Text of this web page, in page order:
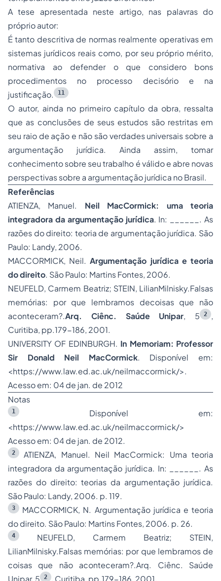
A tese apresentada neste artigo, nas palavras do
próprio autor:
É tanto descritiva de normas realmente operativas em
sistemas jurídicos reais como, por seu próprio mérito,
normativa ao defender o que considero bons
procedimentos no processo decisório e na
justificação.
11
O autor, ainda no primeiro capítulo da obra, ressalta
que as conclusões de seus estudos são restritas em
seu raio de ação e não são verdades universais sobre a
argumentação jurídica. Ainda assim, tomar
conhecimento sobre seu trabalho é válido e abre novas
perspectivas sobre a argumentação jurídica no Brasil.
Referências
ATIENZA, Manuel. Neil MacCormick: uma teoria
integradora da argumentação jurídica. In: ______. As
razões do direito: teoria de argumentação jurídica. São
Paulo: Landy, 2006.
MACCORMICK, Neil.Argumentação jurídica e teoria
do direito. São Paulo: Martins Fontes, 2006.
NEUFELD, Carmem Beatriz; STEIN, LilianMilnisky.Falsas
memórias: por que lembramos decoisas que não
aconteceram?.Arq. Ciênc. Saúde Unipar, 5 2
,
Curitiba, pp.179-186, 2001.
UNIVERSITY OF EDINBURGH. In Memoriam: Professor
Sir Donald Neil MacCormick. Disponível em:
<https://www.law.ed.ac.uk/neilmaccormick/>.
Acesso em: 04 de jan. de 2012
Notas
1
Disponível em:
<https://www.law.ed.ac.uk/neilmaccormick/>
Acesso em: 04 de jan. de 2012.
2
ATIENZA, Manuel. Neil MacCormick: Uma teoria
integradora da argumentação jurídica. In: ______. As
razões do direito: teorias da argumentação jurídica.
São Paulo: Landy, 2006. p. 119.
3
MACCORMICK, N. Argumentação jurídica e teoria
do direito. São Paulo: Martins Fontes, 2006. p. 26.
4
NEUFELD, Carmem Beatriz; STEIN,
LilianMilnisky.Falsas memórias: por que lembramos de
coisas que não aconteceram?.Arq. Ciênc. Saúde
2